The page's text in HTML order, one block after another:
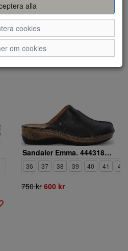
Sandaler Emma. 4443187 01
36 37 38 39 40 41 42
750 kr 600 kr
alla
cookies
om cookies